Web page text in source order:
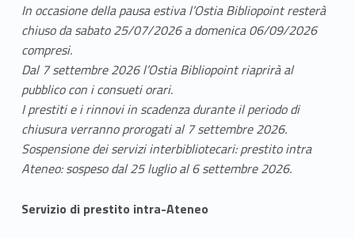
i
o
p
o
i
n
t
In occasione della pausa estiva l’Ostia Bibliopoint resterà
chiuso da sabato 25/07/2026 a domenica 06/09/2026
compresi.
Dal 7 settembre 2026 l’Ostia Bibliopoint riaprirà al
pubblico con i consueti orari.
I prestiti e i rinnovi in scadenza durante il periodo di
chiusura verranno prorogati al 7 settembre 2026.
Sospensione dei servizi interbibliotecari: prestito intra
Ateneo: sospeso dal 25 luglio al 6 settembre 2026.
Servizio di prestito intra-Ateneo